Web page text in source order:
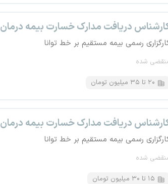
دریافت مدارک خسارت بیمه درمان
رسمی بیمه مستقیم بر خط توانا
شده
۲۰ تا ۳۵ میلیون تومان
دریافت مدارک خسارت بیمه درمان
رسمی بیمه مستقیم بر خط توانا
شده
۱۵ تا ۳۰ میلیون تومان